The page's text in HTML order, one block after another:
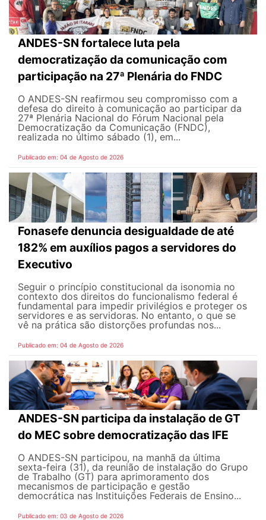
ANDES-SN fortalece luta pela
democratização da comunicação com
participação na 27ª Plenária do FNDC
O ANDES-SN reafirmou seu compromisso com a
defesa do direito à comunicação ao participar da
27ª Plenária Nacional do Fórum Nacional pela
Democratização da Comunicação (FNDC),
realizada no último sábado (1), em...
Publicado em: 04 de Agosto de 2026
Fonasefe denuncia desigualdade de até
182% em auxílios pagos a servidores do
Executivo
Seguir o princípio constitucional da isonomia no
contexto dos direitos do funcionalismo federal é
fundamental para impedir privilégios e proteger os
servidores e as servidoras. No entanto, o que se
vê na prática são distorções profundas nos...
Publicado em: 04 de Agosto de 2026
ANDES-SN participa da instalação de GT
do MEC sobre democratização das IFE
O ANDES-SN participou, na manhã da última
sexta-feira (31), da reunião de instalação do Grupo
de Trabalho (GT) para aprimoramento dos
mecanismos de participação e gestão
democrática nas Instituições Federais de Ensino...
Publicado em: 03 de Agosto de 2026